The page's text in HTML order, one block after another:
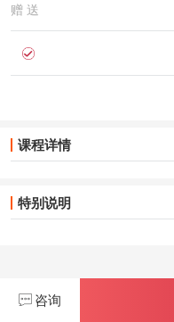
赠 送
课程详情
特别说明
咨询